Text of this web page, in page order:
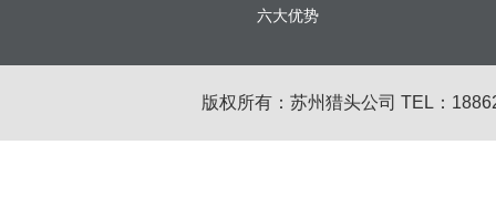
六大优势
版权所有：苏州猎头公司 TEL：